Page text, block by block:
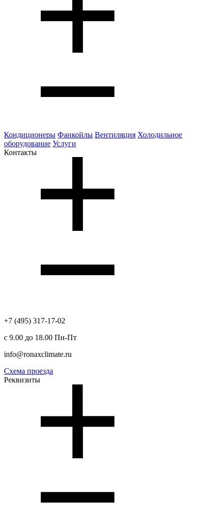
Кондиционеры Фанкойлы Вентиляция Холодильное
оборудование Услуги
Контакты
+7 (495) 317-17-02
с 9.00 до 18.00 Пн-Пт
info@ronaxclimate.ru
Схема проезда
Реквизиты